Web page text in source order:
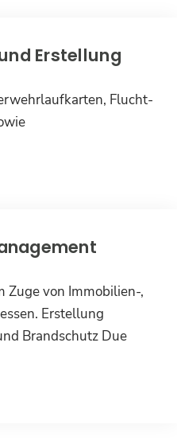
Erstellung
Flucht-
Zuge von Immobilien-,
Erstellung
Brandschutz Due